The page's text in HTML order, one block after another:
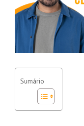
Sumário